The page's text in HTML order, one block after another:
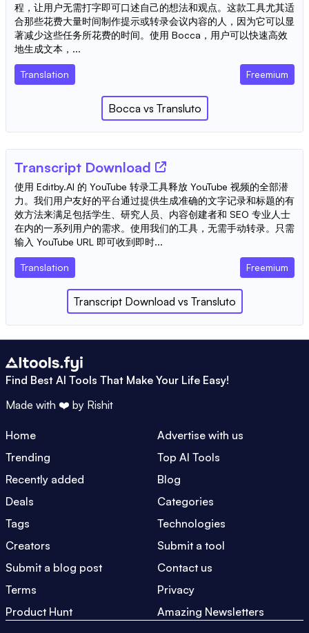
程，让用户无需打字即可口述自己的想法和观点。这款工具尤其适
合那些花费大量时间制作提示或转录会议内容的人，因为它可以显
著减少这些任务所花费的时间。使用 Bocca，用户可以快速高效
地生成文本，...
Translation Freemium
Bocca vs Transluto
Transcript Download
使用 Editby.AI 的 YouTube 转录工具释放 YouTube 视频的全部潜
力。我们用户友好的平台通过提供生成准确的文字记录和标题的有
效方法来满足包括学生、研究人员、内容创建者和 SEO 专业人士
在内的一系列用户的需求。使用我们的工具，无需手动转录。只需
输入 YouTube URL 即可收到即时...
Translation Freemium
Transcript Download vs Transluto
Find Best AI Tools That Make Your Life Easy!
Made with ❤️ by Rishit
Home
Advertise with us
Trending
Top AI Tools
Recently added
Blog
Deals
Categories
Tags
Technologies
Creators
Submit a tool
Submit a blog post
Contact us
Terms
Privacy
Product Hunt
Amazing Newsletters